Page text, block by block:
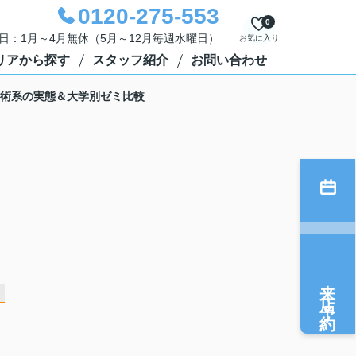
0120-275-553
1月～4月無休（5月～12月毎週水曜日） お気に入り
0
アから探す スタッフ紹介 お問い合わせ
系の実態＆大学別ゼミ比較
来店予約